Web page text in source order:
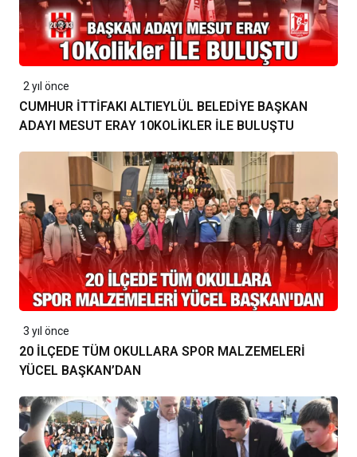
2 yıl önce
CUMHUR İTTİFAKI ALTIEYLÜL BELEDİYE BAŞKAN
ADAYI MESUT ERAY 10KOLİKLER İLE BULUŞTU
3 yıl önce
20 İLÇEDE TÜM OKULLARA SPOR MALZEMELERİ
YÜCEL BAŞKAN’DAN